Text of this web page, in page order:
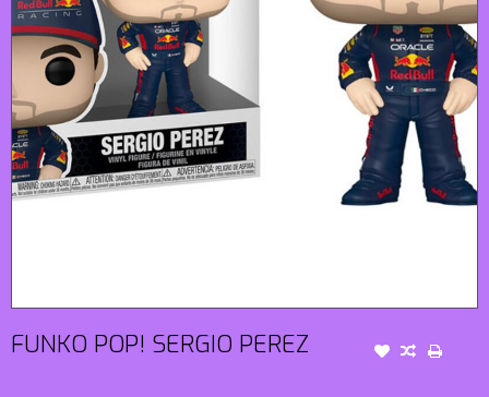
FUNKO POP! SERGIO PEREZ